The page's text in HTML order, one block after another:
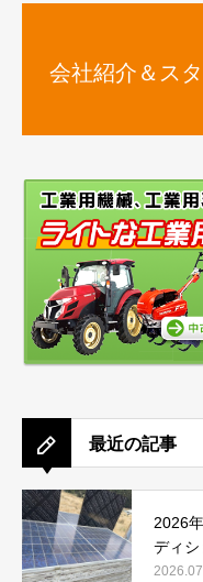
会社紹介＆ス
最近の記事
2026
ディシ
強化中